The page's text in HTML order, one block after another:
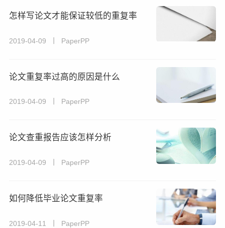
怎样写论文才能保证较低的重复率
2019-04-09 丨 PaperPP
论文重复率过高的原因是什么
2019-04-09 丨 PaperPP
论文查重报告应该怎样分析
2019-04-09 丨 PaperPP
如何降低毕业论文重复率
2019-04-11 丨 PaperPP